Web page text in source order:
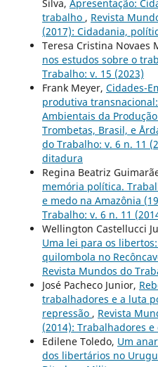
Silva, Apresentação:
trabalho , Revista
(2017): Cidadania,
Teresa Cristina Novaes
nos estudos sobre o
Trabalho: v. 15 (2023)
Frank Meyer, Cidades-
produtiva
Ambientais da
Trombetas, Brasil, e
do Trabalho: v. 6 n. 11
ditadura
Regina Beatriz
memória política.
e medo na Amazônia
Trabalho: v. 6 n. 11
Wellington Castellucci
Uma lei para os
quilombola no
Revista Mundos do
José Pacheco Junior,
trabalhadores e a luta
repressão , Revista
(2014): Trabalhadores
Edilene Toledo, Um
dos libertários no